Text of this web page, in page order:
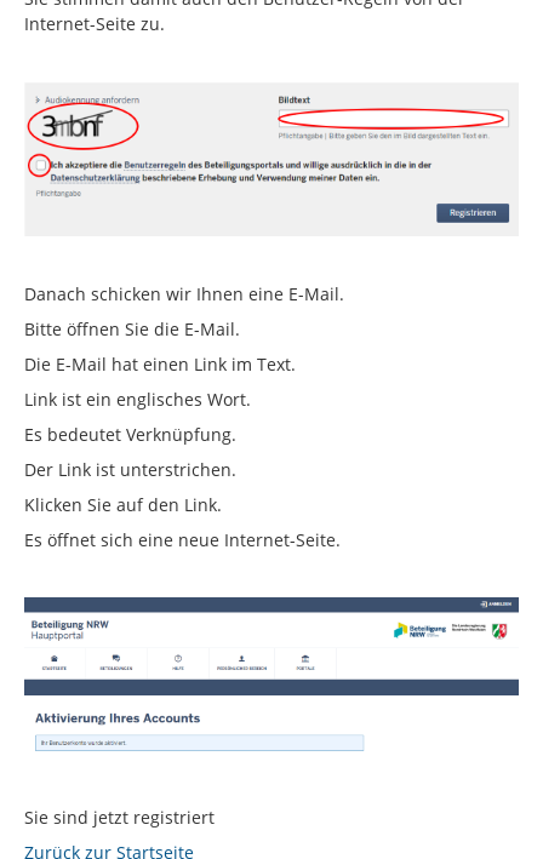
Internet-Seite zu.
Danach schicken wir Ihnen eine E-Mail.
Bitte öffnen Sie die E-Mail.
Die E-Mail hat einen Link im Text.
Link ist ein englisches Wort.
Es bedeutet Verknüpfung.
Der Link ist unterstrichen.
Klicken Sie auf den Link.
Es öffnet sich eine neue Internet-Seite.
Sie sind jetzt registriert
Zurück zur Startseite